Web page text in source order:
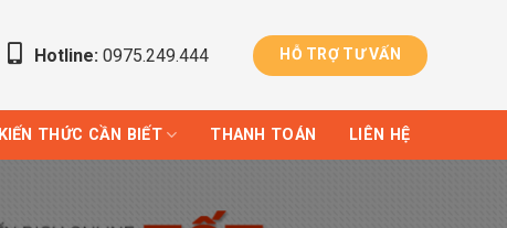
Hotline: 0975.249.444 HỖ TRỢ TƯ VẤN
KIẾN THỨC CẦN BIẾT THANH TOÁN LIÊN HỆ